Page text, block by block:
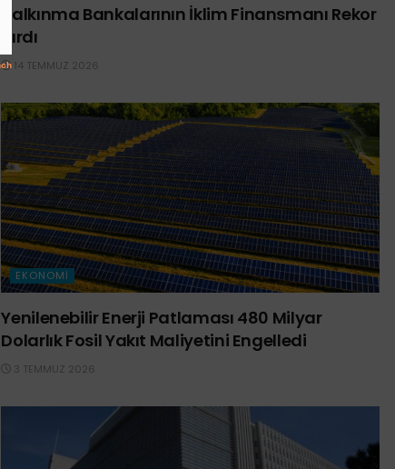
Kalkınma Bankalarının İklim Finansmanı Rekor
Kırdı
14 TEMMUZ 2026
EKONOMI
Yenilenebilir Enerji Patlaması 480 Milyar
Dolarlık Fosil Yakıt Maliyetini Engelledi
3 TEMMUZ 2026